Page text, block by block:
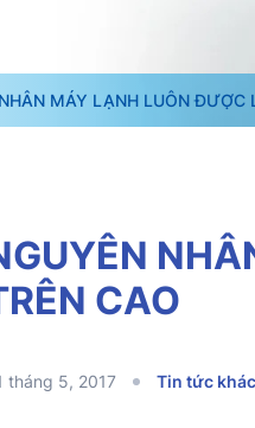
MÁY LẠNH LUÔN ĐƯỢC
CAO
tháng 5, 2017 Tin tức khác